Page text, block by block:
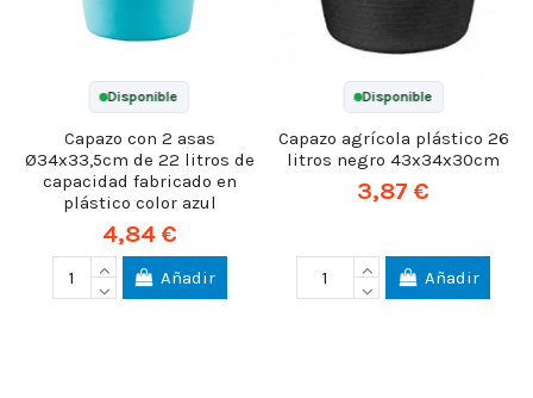
Disponible
Capazo con 2 asas
Ø34x33,5cm de 22 litros de
capacidad fabricado en
plástico color azul
4,84 €
Añadir
Disponible
Capazo agrícola plástico 26
litros negro 43x34x30cm
3,87 €
Añadir